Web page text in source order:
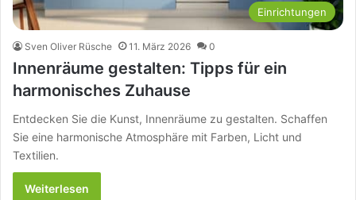
Einrichtungen
Sven Oliver Rüsche 11. März 2026 0
Innenräume gestalten: Tipps für ein
harmonisches Zuhause
Entdecken Sie die Kunst, Innenräume zu gestalten. Schaffen
Sie eine harmonische Atmosphäre mit Farben, Licht und
Textilien.
Weiterlesen